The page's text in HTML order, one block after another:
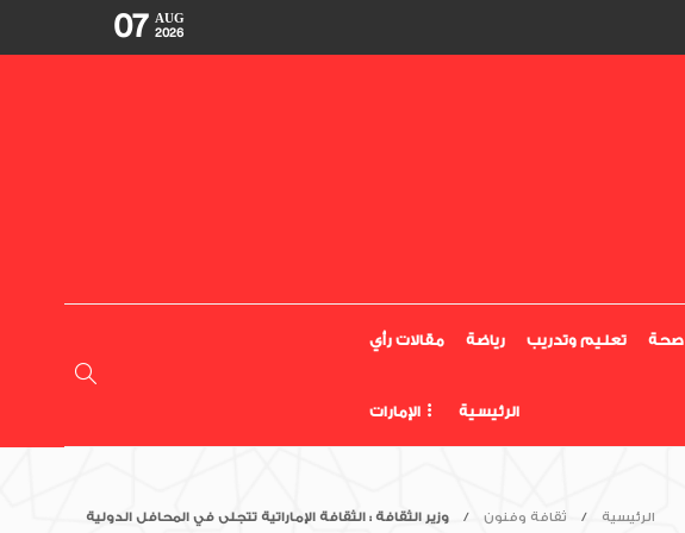
07 AUG
2026
مقالات رأي رياضة تعليم وتدريب صحة
الإمارات الرئيسية
الرئيسية ثقافة وفنون وزير الثقافة : الثقافة الإماراتية تتجلى في المحافل الدولية